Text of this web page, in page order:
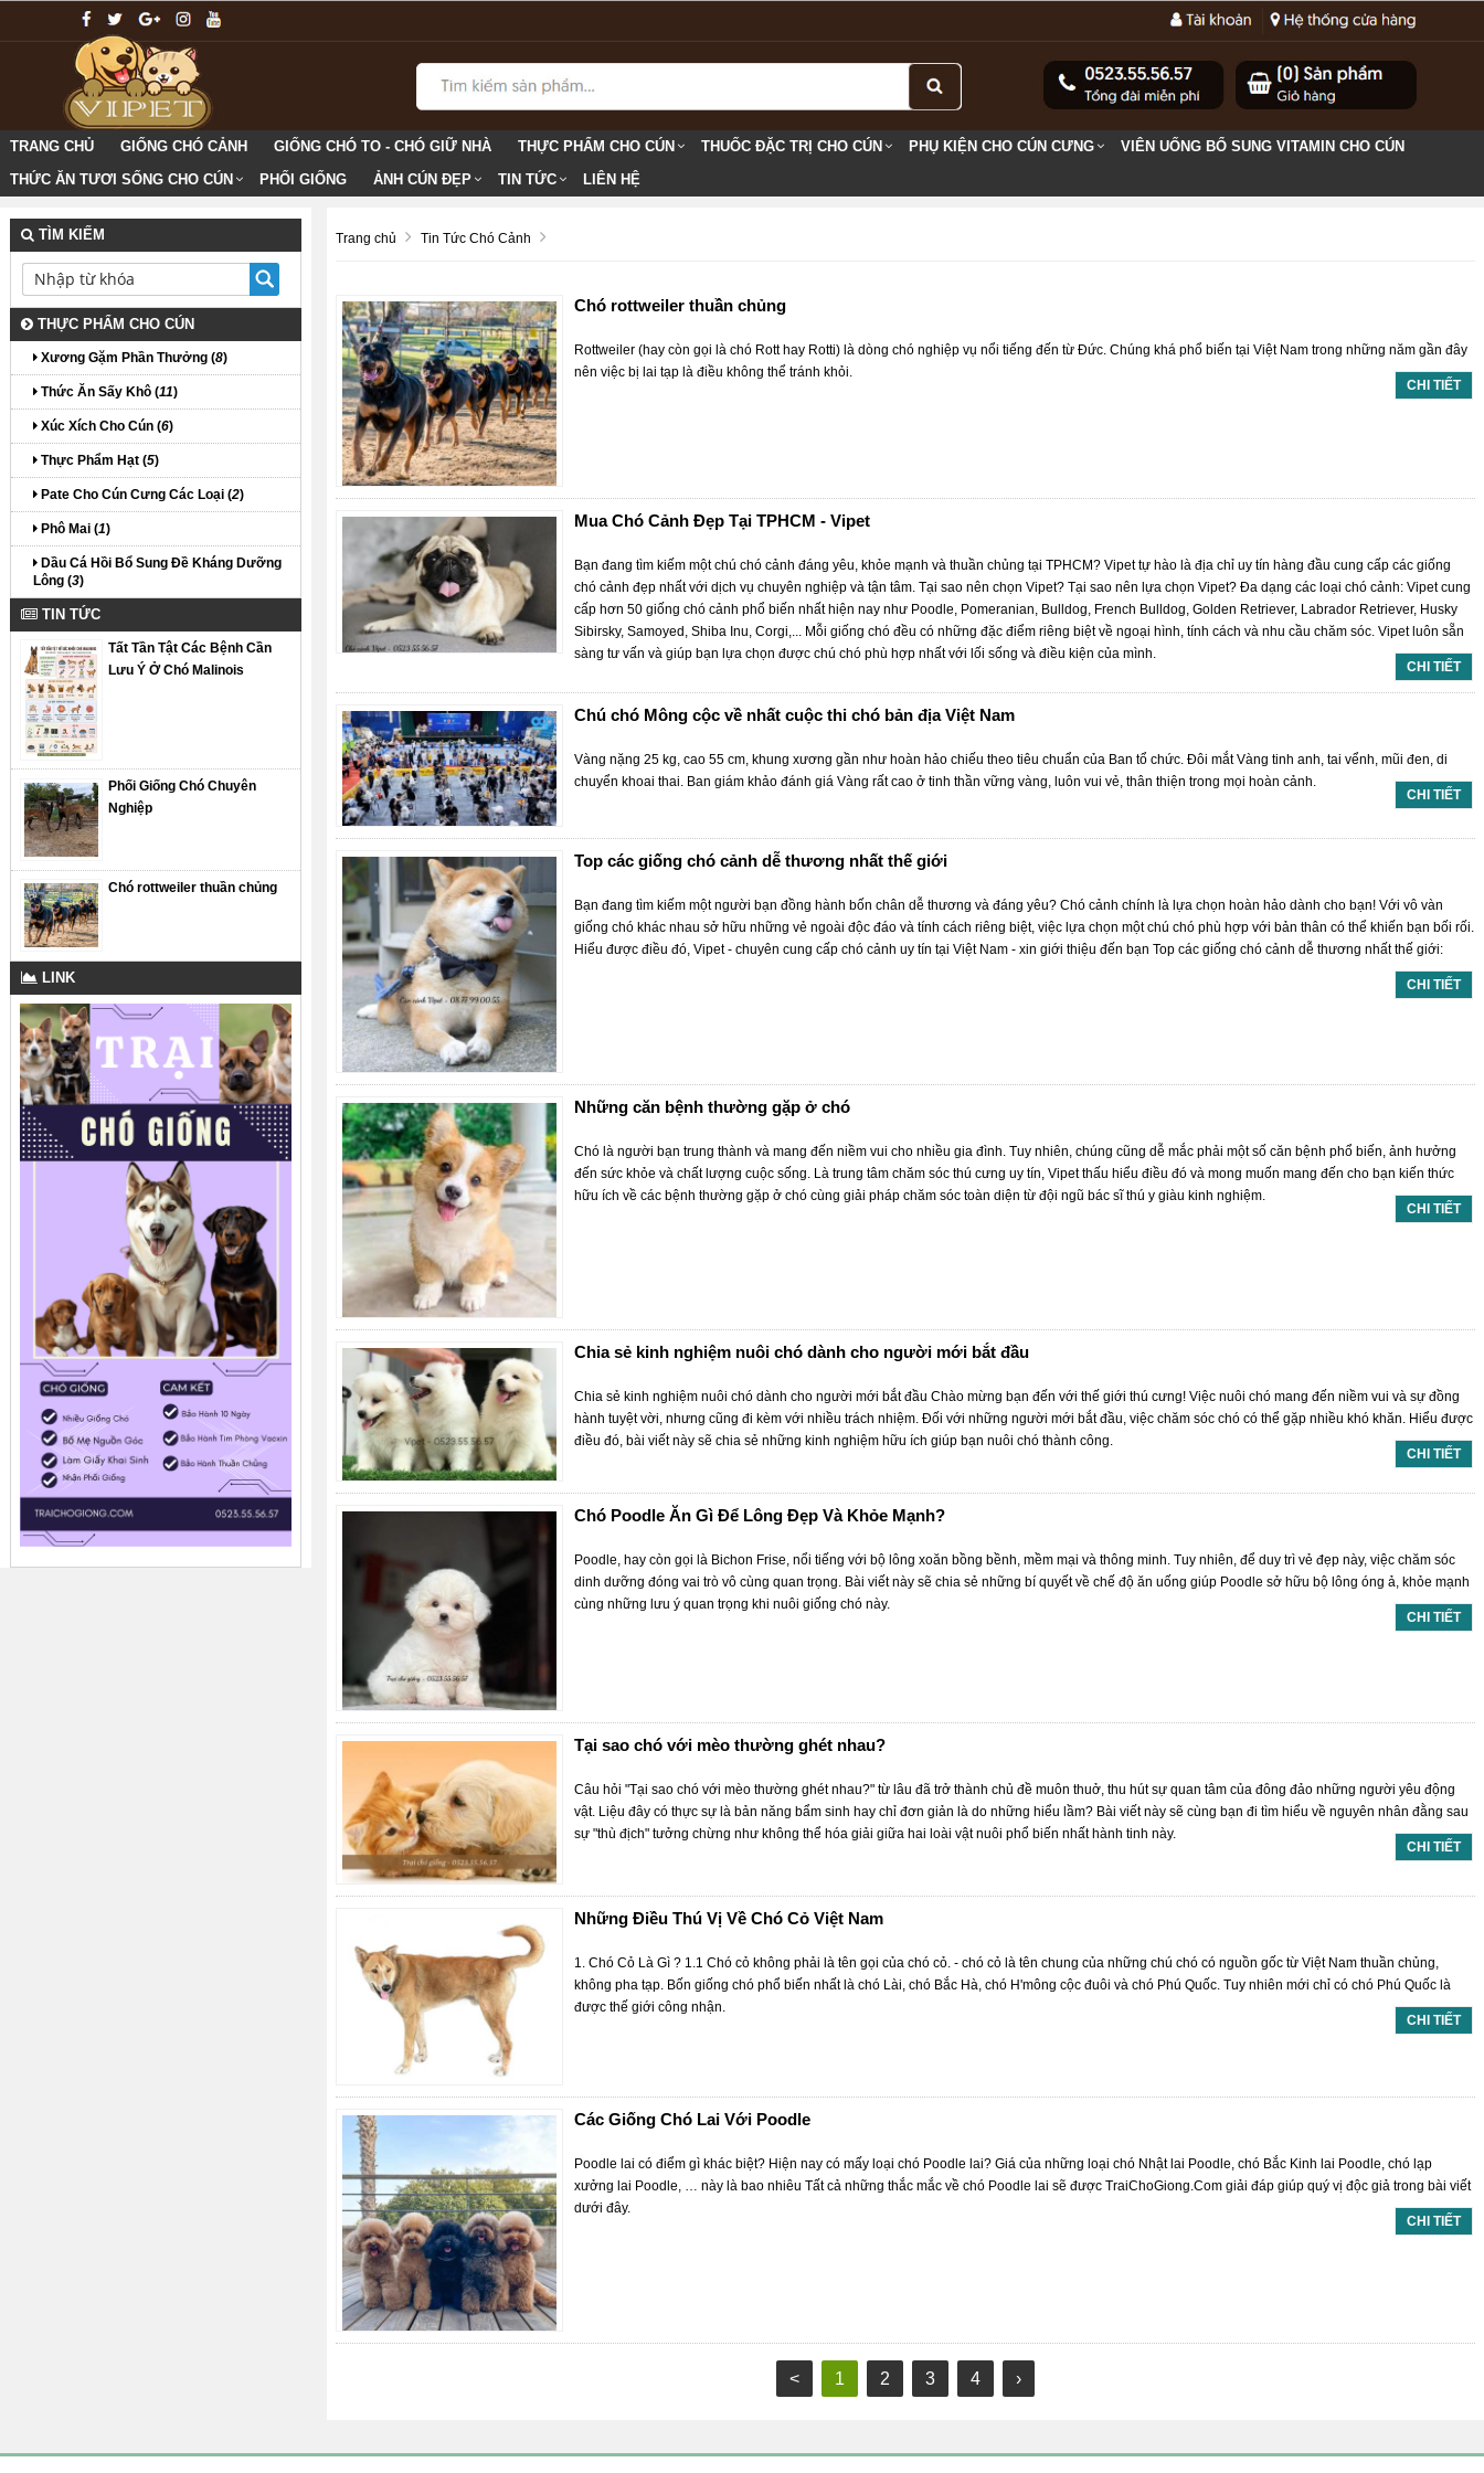
TRANG CHỦ GIỐNG CHÓ CẢNH GIỐNG CHÓ TO - CHÓ GIỮ NHÀ THỰC PHẨM CHO CÚN THUỐC ĐẶC TRỊ CHO CÚN PHỤ KIỆN CHO CÚN CƯNG
VIÊN UỐNG BỔ SUNG VITAMIN CHO CÚN
THỨC ĂN TƯƠI SỐNG CHO CÚN
PHỐI GIỐNG ẢNH CÚN ĐẸP TIN TỨC LIÊN HỆ
Trang chủ Tin Tức Chó Cảnh
Chó rottweiler thuần chủng
Rottweiler (hay còn gọi là chó Rott hay Rotti) là dòng chó nghiệp vụ nổi tiếng đến từ Đức. Chúng khá phổ biến tại Việt Nam trong những năm gần đây
nên việc bị lai tạp là điều không thể tránh khỏi.
CHI TIẾT
Mua Chó Cảnh Đẹp Tại TPHCM - Vipet
Bạn đang tìm kiếm một chú chó cảnh đáng yêu, khỏe mạnh và thuần chủng tại TPHCM? Vipet tự hào là địa chỉ uy tín hàng đầu cung cấp các giống
chó cảnh đẹp nhất với dịch vụ chuyên nghiệp và tận tâm. Tại sao nên chọn Vipet? Tại sao nên lựa chọn Vipet? Đa dạng các loại chó cảnh: Vipet cung
cấp hơn 50 giống chó cảnh phổ biến nhất hiện nay như Poodle, Pomeranian, Bulldog, French Bulldog, Golden Retriever, Labrador Retriever, Husky
Sibirsky, Samoyed, Shiba Inu, Corgi,... Mỗi giống chó đều có những đặc điểm riêng biệt về ngoại hình, tính cách và nhu cầu chăm sóc. Vipet luôn sẵn
sàng tư vấn và giúp bạn lựa chọn được chú chó phù hợp nhất với lối sống và điều kiện của mình.
CHI TIẾT
Chú chó Mông cộc về nhất cuộc thi chó bản địa Việt Nam
Vàng nặng 25 kg, cao 55 cm, khung xương gần như hoàn hảo chiếu theo tiêu chuẩn của Ban tổ chức. Đôi mắt Vàng tinh anh, tai vểnh, mũi đen, di
chuyển khoai thai. Ban giám khảo đánh giá Vàng rất cao ở tinh thần vững vàng, luôn vui vẻ, thân thiện trong mọi hoàn cảnh.
CHI TIẾT
Top các giống chó cảnh dễ thương nhất thế giới
Bạn đang tìm kiếm một người bạn đồng hành bốn chân dễ thương và đáng yêu? Chó cảnh chính là lựa chọn hoàn hảo dành cho bạn! Với vô vàn
giống chó khác nhau sở hữu những vẻ ngoài độc đáo và tính cách riêng biệt, việc lựa chọn một chú chó phù hợp với bản thân có thể khiến bạn bối rối.
Hiểu được điều đó, Vipet - chuyên cung cấp chó cảnh uy tín tại Việt Nam - xin giới thiệu đến bạn Top các giống chó cảnh dễ thương nhất thế giới:
CHI TIẾT
Những căn bệnh thường gặp ở chó
Chó là người bạn trung thành và mang đến niềm vui cho nhiều gia đình. Tuy nhiên, chúng cũng dễ mắc phải một số căn bệnh phổ biến, ảnh hưởng
đến sức khỏe và chất lượng cuộc sống. Là trung tâm chăm sóc thú cưng uy tín, Vipet thấu hiểu điều đó và mong muốn mang đến cho bạn kiến thức
hữu ích về các bệnh thường gặp ở chó cùng giải pháp chăm sóc toàn diện từ đội ngũ bác sĩ thú y giàu kinh nghiệm.
CHI TIẾT
Chia sẻ kinh nghiệm nuôi chó dành cho người mới bắt đầu
Chia sẻ kinh nghiệm nuôi chó dành cho người mới bắt đầu Chào mừng bạn đến với thế giới thú cưng! Việc nuôi chó mang đến niềm vui và sự đồng
hành tuyệt vời, nhưng cũng đi kèm với nhiều trách nhiệm. Đối với những người mới bắt đầu, việc chăm sóc chó có thể gặp nhiều khó khăn. Hiểu được
điều đó, bài viết này sẽ chia sẻ những kinh nghiệm hữu ích giúp bạn nuôi chó thành công.
CHI TIẾT
Chó Poodle Ăn Gì Để Lông Đẹp Và Khỏe Mạnh?
Poodle, hay còn gọi là Bichon Frise, nổi tiếng với bộ lông xoăn bồng bềnh, mềm mại và thông minh. Tuy nhiên, để duy trì vẻ đẹp này, việc chăm sóc
dinh dưỡng đóng vai trò vô cùng quan trọng. Bài viết này sẽ chia sẻ những bí quyết về chế độ ăn uống giúp Poodle sở hữu bộ lông óng ả, khỏe mạnh
cùng những lưu ý quan trọng khi nuôi giống chó này.
CHI TIẾT
Tại sao chó với mèo thường ghét nhau?
Câu hỏi "Tại sao chó với mèo thường ghét nhau?" từ lâu đã trở thành chủ đề muôn thuở, thu hút sự quan tâm của đông đảo những người yêu động
vật. Liệu đây có thực sự là bản năng bẩm sinh hay chỉ đơn giản là do những hiểu lầm? Bài viết này sẽ cùng bạn đi tìm hiểu về nguyên nhân đằng sau
sự "thù địch" tưởng chừng như không thể hóa giải giữa hai loài vật nuôi phổ biến nhất hành tinh này.
CHI TIẾT
Những Điều Thú Vị Về Chó Cỏ Việt Nam
1. Chó Cỏ Là Gì ? 1.1 Chó cỏ không phải là tên gọi của chó cỏ. - chó cỏ là tên chung của những chú chó có nguồn gốc từ Việt Nam thuần chủng,
không pha tạp. Bốn giống chó phổ biến nhất là chó Lài, chó Bắc Hà, chó H'mông cộc đuôi và chó Phú Quốc. Tuy nhiên mới chỉ có chó Phú Quốc là
được thế giới công nhận.
CHI TIẾT
Các Giống Chó Lai Với Poodle
Poodle lai có điểm gì khác biệt? Hiện nay có mấy loại chó Poodle lai? Giá của những loại chó Nhật lai Poodle, chó Bắc Kinh lai Poodle, chó lạp
xưởng lai Poodle, … này là bao nhiêu Tất cả những thắc mắc về chó Poodle lai sẽ được TraiChoGiong.Com giải đáp giúp quý vị độc giả trong bài viết
dưới đây.
CHI TIẾT
< 1 2 3 4 ›
TÌM KIẾM
THỰC PHẨM CHO CÚN
Xương Gặm Phần Thưởng (8)
Thức Ăn Sấy Khô (11)
Xúc Xích Cho Cún (6)
Thực Phẩm Hạt (5)
Pate Cho Cún Cưng Các Loại (2)
Phô Mai (1)
Dầu Cá Hồi Bổ Sung Đề Kháng Dưỡng
Lông (3)
TIN TỨC
Tất Tần Tật Các Bệnh Cần
Lưu Ý Ở Chó Malinois
Phối Giống Chó Chuyên
Nghiệp
Chó rottweiler thuần chủng
LINK